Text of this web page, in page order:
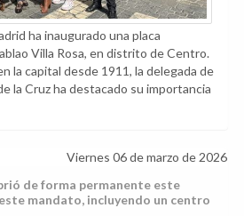
ha inaugurado una placa
Villa Rosa, en distrito de Centro.
la capital desde 1911, la delegada de
la Cruz ha destacado su importancia
Viernes 06 de marzo de 2026
de forma permanente este
mandato, incluyendo un centro